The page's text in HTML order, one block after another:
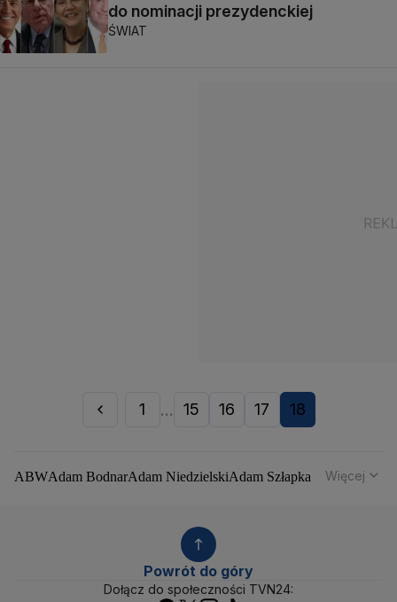
do nominacji prezydenckiej
ŚWIAT
1 ... 15 16 17 18
ABWAdam BodnarAdam NiedzielskiAdam Szłapka
Aleksander Kwaśniewski
Alert RCB
Ambasada USA w Polsce
Andrzej Duda Białoruś
Więcej
Powrót do góry
Dołącz do społeczności TVN24: